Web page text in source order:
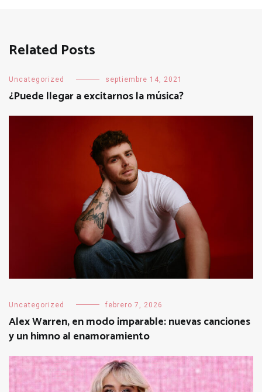
Related Posts
Uncategorized septiembre 14, 2021
¿Puede llegar a excitarnos la música?
Uncategorized febrero 7, 2026
Alex Warren, en modo imparable: nuevas canciones
y un himno al enamoramiento